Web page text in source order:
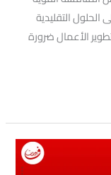
الحلول التقليدية
الأعمال ضرورة